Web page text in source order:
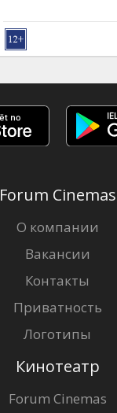
Forum Cinemas
О компании
Вакансии
Контакты
Приватность
Логотипы
Кинотеатр
Forum Cinemas